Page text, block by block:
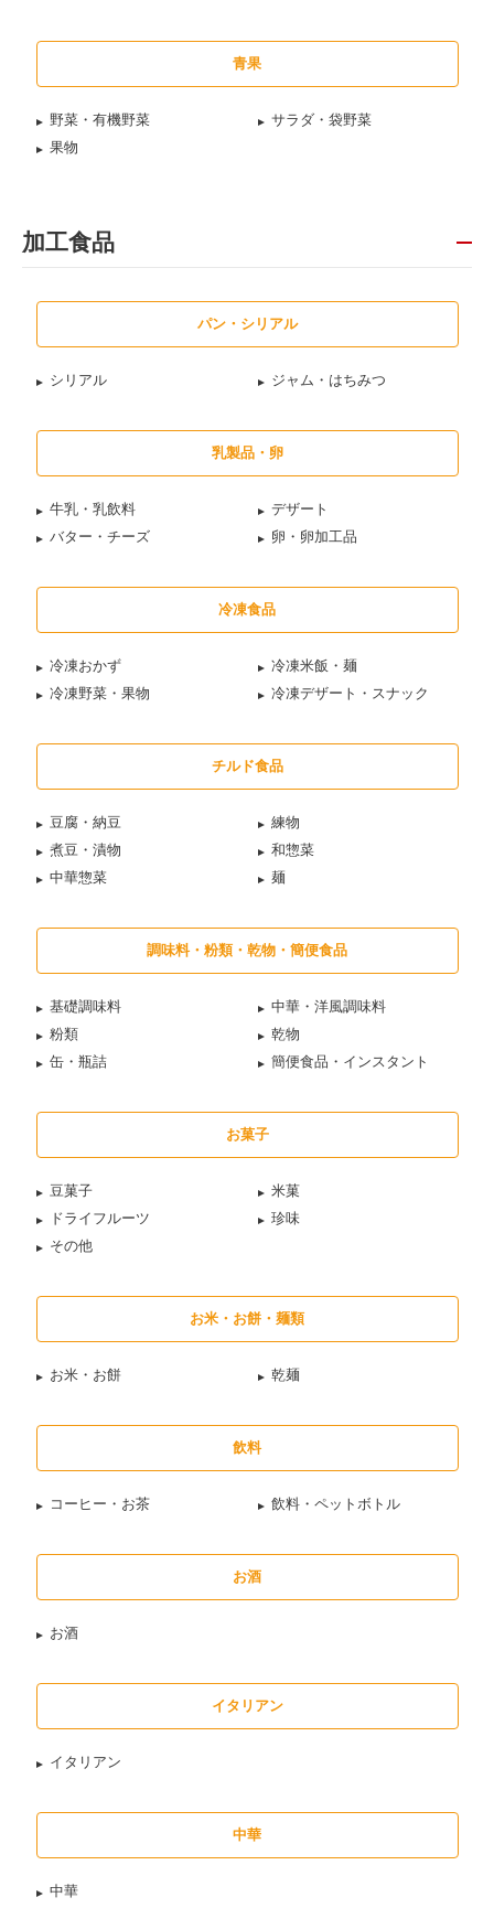
青果
野菜・有機野菜
サラダ・袋野菜
果物
加工食品
パン・シリアル
シリアル ジャム・はちみつ
乳製品・卵
牛乳・乳飲料
デザート
バター・チーズ
卵・卵加工品
冷凍食品
冷凍おかず
冷凍米飯・麺
冷凍野菜・果物
冷凍デザート・スナック
チルド食品
豆腐・納豆
練物
煮豆・漬物
和惣菜
中華惣菜
麺
調味料・粉類・乾物・簡便食品
基礎調味料
中華・洋風調味料
粉類
乾物
缶・瓶詰
簡便食品・インスタント
お菓子
豆菓子
米菓
ドライフルーツ
珍味
その他
お米・お餅・麺類
お米・お餅 乾麺
飲料
コーヒー・お茶 飲料・ペットボトル
お酒
お酒
イタリアン
イタリアン
中華
中華